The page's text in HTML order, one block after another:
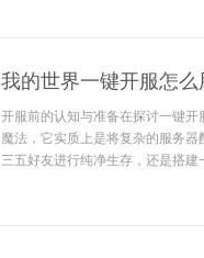
我的世界一键开服怎
开服前的认知与准备在探讨一键
魔法，它实质上是将复杂的服务
三五好友进行纯净生存，还是搭